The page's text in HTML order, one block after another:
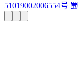
51019002006554号